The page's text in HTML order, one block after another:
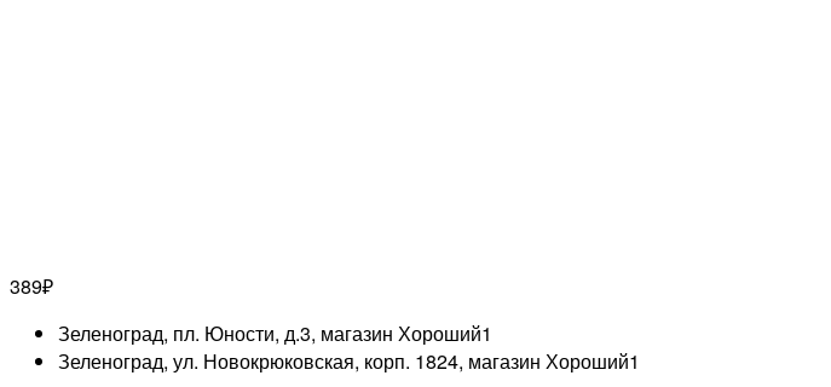
389₽
Зеленоград, пл. Юности, д.3, магазин Хороший1
Зеленоград, ул. Новокрюковская, корп. 1824, магазин Хороший1